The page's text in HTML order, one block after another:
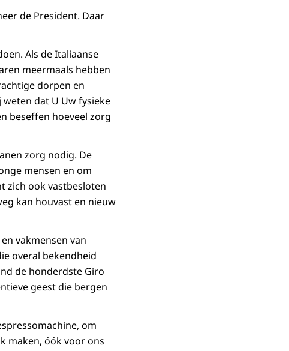
de President. Daar
Als de Italiaanse
meermaals hebben
dorpen en
dat U Uw fysieke
beseffen hoeveel zorg
zorg nodig. De
mensen en om
zich ook vastbesloten
kan houvast en nieuw
vakmensen van
overal bekendheid
de honderdste Giro
geest die bergen
om
maken, óók voor ons